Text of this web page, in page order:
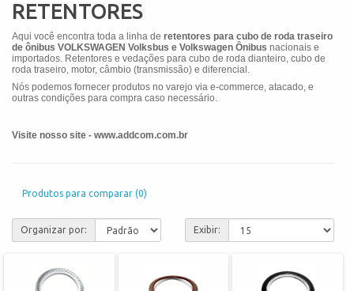
RETENTORES
Aqui você encontra toda a linha de retentores para cubo de roda traseiro
de ônibus VOLKSWAGEN Volksbus e Volkswagen Ônibus nacionais e
importados. Retentores e vedações para cubo de roda dianteiro, cubo de
roda traseiro, motor, câmbio (transmissão) e diferencial.
Nós podemos fornecer produtos no varejo via e-commerce, atacado, e
outras condições para compra caso necessário.
Visite nosso site - www.addcom.com.br
Produtos para comparar (0)
Organizar por: Exibir: